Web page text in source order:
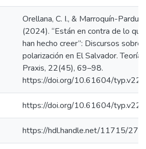
Orellana, C. I., & Marroquín-
(2024). “Están en contra de lo
han hecho creer”: Discursos sobre
polarización en El Salvador. Teoría
Praxis, 22(45), 69–98.
https://doi.org/10.61604/
https://doi.org/10.61604/
https://hdl.handle.net/11715/